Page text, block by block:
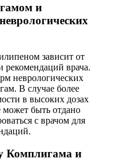
и
зависит от
рекомендаций врача.
неврологических
В случае более
в высоких дозах
быть отдано
с врачом для
Комплигама и